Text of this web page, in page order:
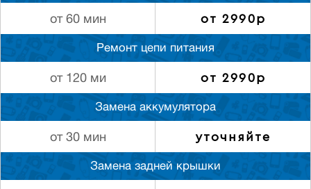
от 60 мин от 2990р
Ремонт цепи питания
от 120 ми от 2990р
Замена аккумулятора
от 30 мин уточняйте
Замена задней крышки